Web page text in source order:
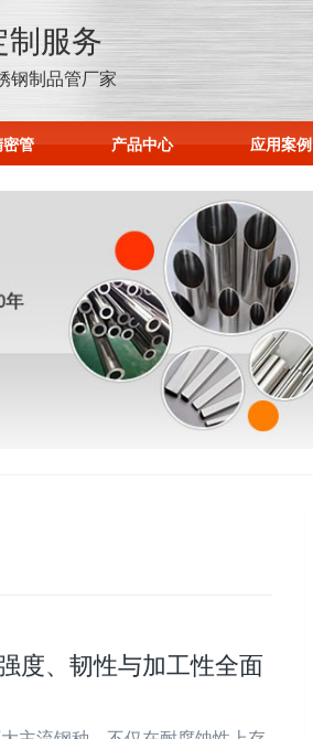
制服务
钢制品管厂家
管 产品中心 应用案例
度、韧性与加工性全面